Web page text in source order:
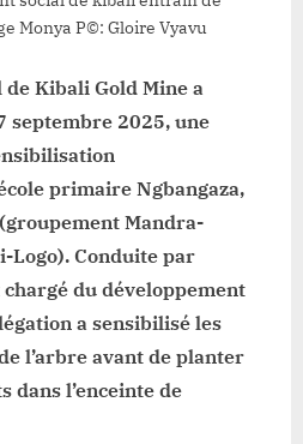
Monya P©: Gloire Vyavu
Kibali Gold Mine a
septembre 2025, une
primaire Ngbangaza,
Mandra-
Logo). Conduite par
du développement
a sensibilisé les
l’arbre avant de planter
dans l’enceinte de